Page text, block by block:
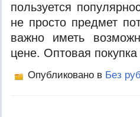
пользуется
не просто предмет
важно иметь
цене. Оптовая
Опубликовано в Без